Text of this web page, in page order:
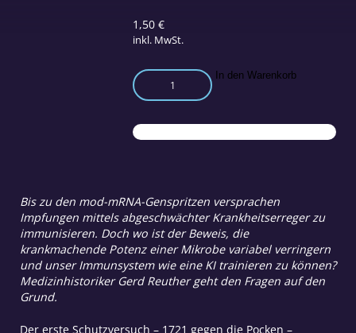
1,50€
inkl. MwSt.
Können
Impfungen
Immunsystem
trainieren?
In den Warenkorb
Bis zu den mod-mRNA-Genspritzen versprachen
Impfungen mittels abgeschwächter Krankheitserreger zu
immunisieren. Doch wo ist der Beweis, die
krankmachende Potenz einer Mikrobe variabel verringern
und unser Immunsystem wie eine KI trainieren zu können?
Medizinhistoriker Gerd Reuther geht den Fragen auf den
Grund.
Der erste Schutzversuch – 1721 gegen die Pocken –